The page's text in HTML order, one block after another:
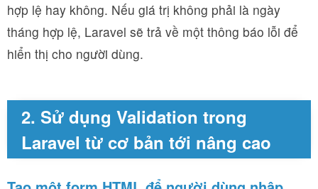
hợp lệ hay không. Nếu giá trị không phải là ngày
tháng hợp lệ, Laravel sẽ trả về một thông báo lỗi để
hiển thị cho người dùng.
2. Sử dụng Validation trong
Laravel từ cơ bản tới nâng cao